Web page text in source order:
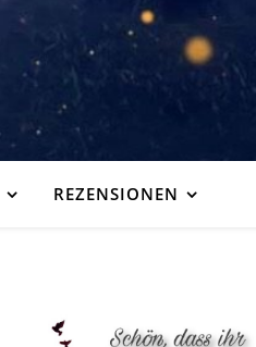
REZENSIONEN